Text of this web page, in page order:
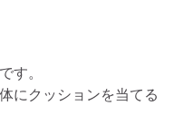
す。
にクッションを当てる